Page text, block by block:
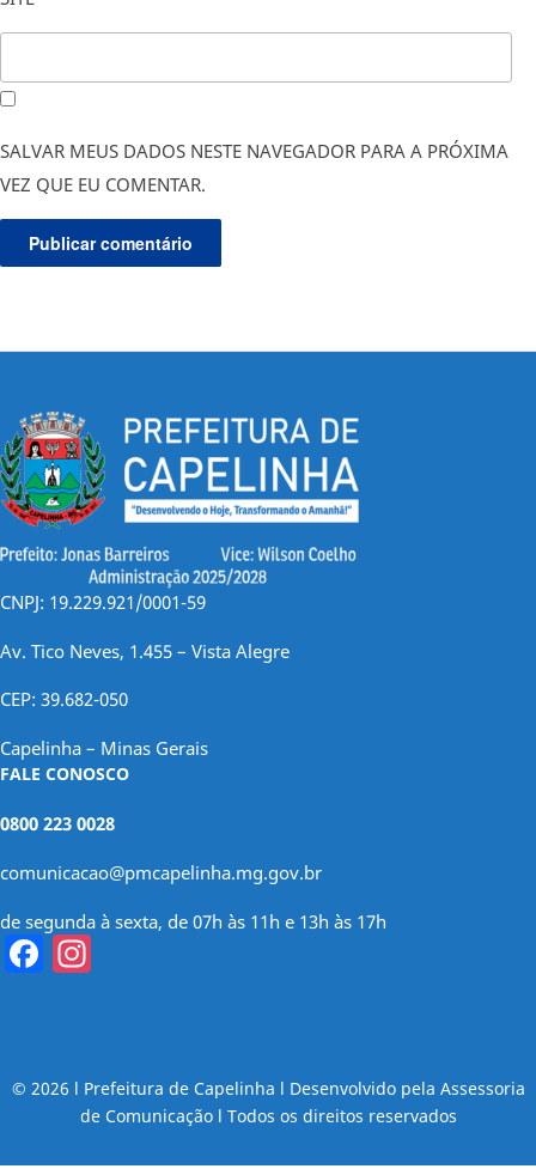
SALVAR MEUS DADOS NESTE NAVEGADOR PARA A PRÓXIMA
VEZ QUE EU COMENTAR.
CNPJ: 19.229.921/0001-59
Av. Tico Neves, 1.455 – Vista Alegre
CEP: 39.682-050
Capelinha – Minas Gerais
FALE CONOSCO
0800 223 0028
comunicacao@pmcapelinha.mg.gov.br
de segunda à sexta, de 07h às 11h e 13h às 17h
Facebook
© 2026 l Prefeitura de Capelinha l Desenvolvido pela Assessoria
de Comunicação l Todos os direitos reservados